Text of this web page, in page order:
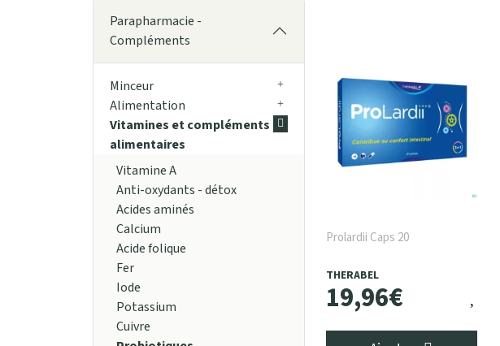
Prolardii Caps 20
THERABEL
19,96€
Parapharmacie -
Compléments
Minceur
Alimentation
Vitamines et compléments
alimentaires
Vitamine A
Anti-oxydants - détox
Acides aminés
Calcium
Acide folique
Fer
Iode
Potassium
Cuivre